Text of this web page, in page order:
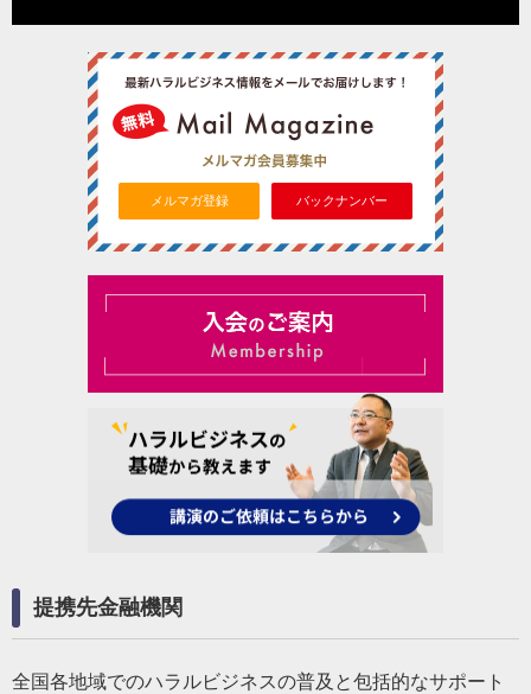
メルマガ登録 バックナンバー
提携先金融機関
全国各地域でのハラルビジネスの普及と包括的なサポート